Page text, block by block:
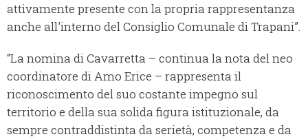
attivamente presente con la propria rappresentanza
anche all'interno del Consiglio Comunale di Trapani”.
“La nomina di Cavarretta – continua la nota del neo
coordinatore di Amo Erice – rappresenta il
riconoscimento del suo costante impegno sul
territorio e della sua solida figura istituzionale, da
sempre contraddistinta da serietà, competenza e da